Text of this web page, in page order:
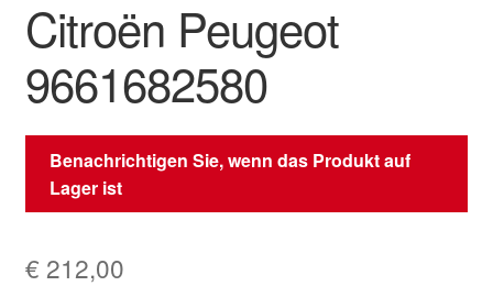
Citroën Peugeot
9661682580
Benachrichtigen Sie, wenn das Produkt auf
Lager ist
€ 212,00